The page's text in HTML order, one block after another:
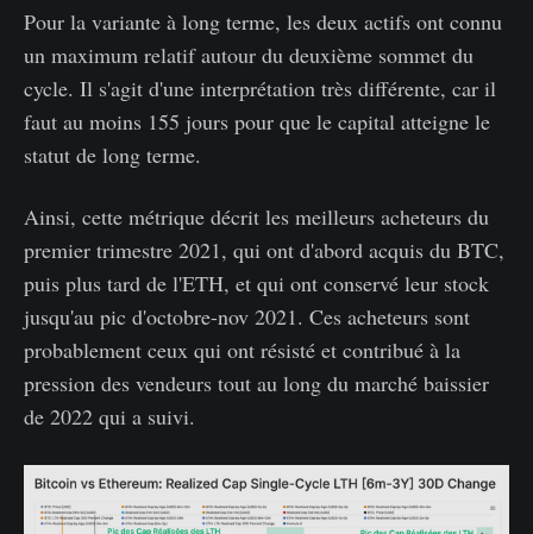
Pour la variante à long terme, les deux actifs ont connu
un maximum relatif autour du deuxième sommet du
cycle. Il s'agit d'une interprétation très différente, car il
faut au moins 155 jours pour que le capital atteigne le
statut de long terme.
Ainsi, cette métrique décrit les meilleurs acheteurs du
premier trimestre 2021, qui ont d'abord acquis du BTC,
puis plus tard de l'ETH, et qui ont conservé leur stock
jusqu'au pic d'octobre-nov 2021. Ces acheteurs sont
probablement ceux qui ont résisté et contribué à la
pression des vendeurs tout au long du marché baissier
de 2022 qui a suivi.